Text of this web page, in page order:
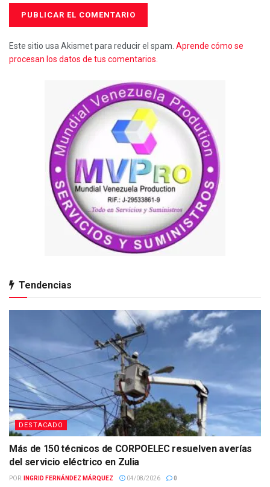
Este sitio usa Akismet para reducir el spam. Aprende cómo se
procesan los datos de tus comentarios.
Tendencias
DESTACADO
Más de 150 técnicos de CORPOELEC resuelven averías
del servicio eléctrico en Zulia
POR: INGRID FERNÁNDEZ MÁRQUEZ 04/08/2026 0